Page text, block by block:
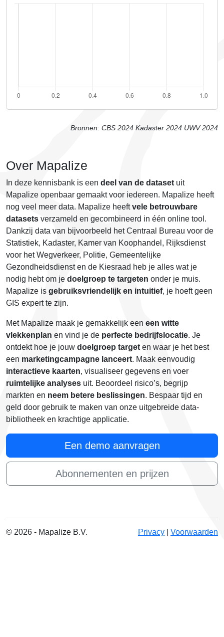
Bronnen: CBS 2024 Kadaster 2024 UWV 2024
Over Mapalize
In deze kennisbank is een deel van de dataset uit
Mapalize openbaar gemaakt voor iedereen. Mapalize heeft
nog veel meer data. Mapalize heeftvele betrouwbare
datasets verzameld en gecombineerd in één online tool.
Dankzij data van bijvoorbeeld het Centraal Bureau voor de
Statistiek, Kadaster, Kamer van Koophandel, Rijksdienst
voor het Wegverkeer, Politie, Gemeentelijke
Gezondheidsdienst en de Kiesraad heb je alles wat je
nodig hebt om je doelgroep te targeten onder je muis.
Mapalize is gebruiksvriendelijk en intuitief, je hoeft geen
GIS expert te zijn.
Met Mapalize maak je gemakkelijk een een witte
vlekkenplan en vind je de perfecte bedrijfslocatie. Je
ontdekt hoe je jouw doelgroep target en waar je het best
een marketingcampagne lanceert. Maak eenvoudig
interactieve kaarten, visualiseer gegevens en voer
ruimtelijke analyses uit. Beoordeel risico’s, begrijp
markten en neem betere beslissingen. Bespaar tijd en
geld door gebruik te maken van onze uitgebreide data-
bibliotheek en krachtige applicatie.
Een demo aanvragen
Abonnementen en prijzen
© 2026 - Mapalize B.V. Privacy Voorwaarden